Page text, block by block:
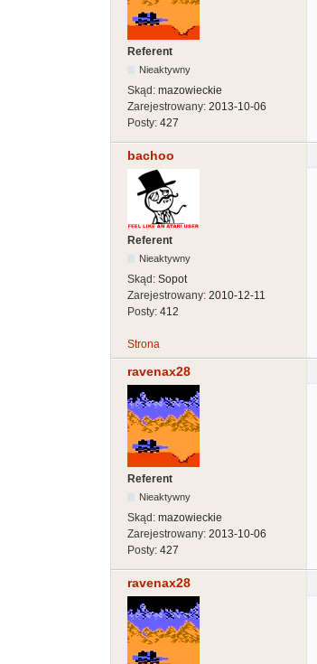
Referent
Nieaktywny
Skąd: mazowieckie
Zarejestrowany: 2013-10-06
Posty: 427
bachoo
Referent
Nieaktywny
Skąd: Sopot
Zarejestrowany: 2010-12-11
Posty: 412
Strona
ravenax28
Referent
Nieaktywny
Skąd: mazowieckie
Zarejestrowany: 2013-10-06
Posty: 427
ravenax28